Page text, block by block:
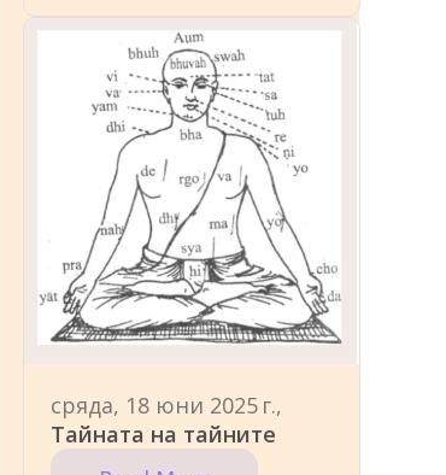
сряда, 18 юни 2025 г.,
Тайната на тайните